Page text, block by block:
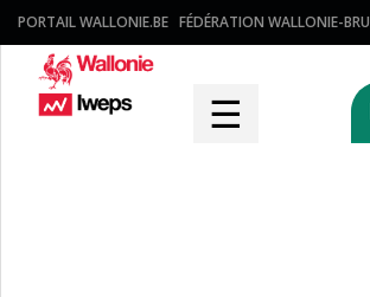
PORTAIL WALLONIE.BE FÉDÉRATION WALLONIE-
☰